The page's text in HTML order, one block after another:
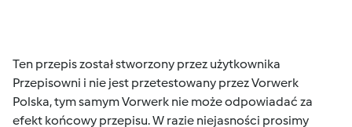
Ten przepis został stworzony przez użytkownika
Przepisowni i nie jest przetestowany przez Vorwerk
Polska, tym samym Vorwerk nie może odpowiadać za
efekt końcowy przepisu. W razie niejasności prosimy